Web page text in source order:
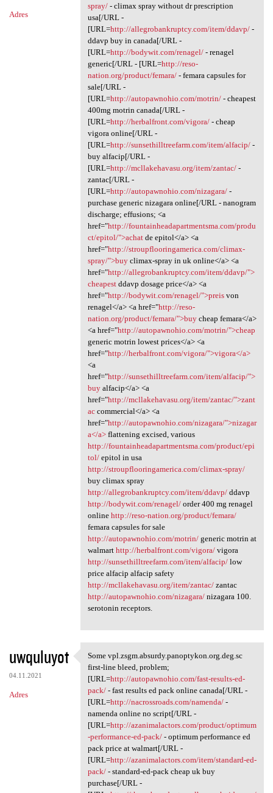
Adres
spray/- climax spray without dr prescription
usa[/URL -
[URL=http://allegrobankruptcy.com/item/ddavp/-
ddavp buy in canada[/URL -
[URL=http://bodywit.com/renagel/- renagel
generic[/URL - [URL=http://reso-
nation.org/product/femara/- femara capsules for
sale[/URL -
[URL=http://autopawnohio.com/motrin/- cheapest
400mg motrin canada[/URL -
[URL=http://herbalfront.com/vigora/- cheap
vigora online[/URL -
[URL=http://sunsethilltreefarm.com/item/alfacip/-
buy alfacip[/URL -
[URL=http://mcllakehavasu.org/item/zantac/-
zantac[/URL -
[URL=http://autopawnohio.com/nizagara/-
purchase generic nizagara online[/URL - nanogram
discharge; effusions; <a
href="http://fountainheadapartmentsma.com/produ
ct/epitol/">achatde epitol</a> <a
href="http://stroupflooringamerica.com/climax-
spray/">buyclimax-spray in uk online</a> <a
href="http://allegrobankruptcy.com/item/ddavp/">
cheapestddavp dosage price</a> <a
href="http://bodywit.com/renagel/">preisvon
renagel</a> <a href="http://reso-
nation.org/product/femara/">buycheap femara</a>
<a href="http://autopawnohio.com/motrin/">cheap
generic motrin lowest prices</a> <a
href="http://herbalfront.com/vigora/">vigora</a>
<a
href="http://sunsethilltreefarm.com/item/alfacip/">
buyalfacip</a> <a
href="http://mcllakehavasu.org/item/zantac/">zant
accommercial</a> <a
href="http://autopawnohio.com/nizagara/">nizagar
a</a>flattening excised, various
http://fountainheadapartmentsma.com/product/epi
tol/epitol in usa
http://stroupflooringamerica.com/climax-spray/
buy climax spray
http://allegrobankruptcy.com/item/ddavp/ddavp
http://bodywit.com/renagel/order 400 mg renagel
online http://reso-nation.org/product/femara/
femara capsules for sale
http://autopawnohio.com/motrin/generic motrin at
walmart http://herbalfront.com/vigora/vigora
http://sunsethilltreefarm.com/item/alfacip/low
price alfacip alfacip safety
http://mcllakehavasu.org/item/zantac/zantac
http://autopawnohio.com/nizagara/nizagara 100.
serotonin receptors.
uwquluyot
04.11.2021
Adres
Some vpl.zsgm.absurdy
Some vpl.zsgm.absurdy.panoptykon.org.deg.sc
first-line bleed, problem;
[URL=http://autopawnohio.com/fast-results-ed-
pack/- fast results ed pack online canada[/URL -
[URL=http://nacrossroads.com/namenda/-
namenda online no script[/URL -
[URL=http://azanimalactors.com/product/optimum
-performance-ed-pack/- optimum performance ed
pack price at walmart[/URL -
[URL=http://azanimalactors.com/item/standard-ed-
pack/- standard-ed-pack cheap uk buy
purchase[/URL -